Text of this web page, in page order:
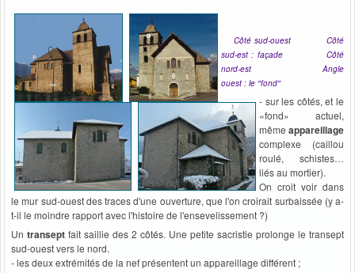
Côté sud-ouest
Côté
sud-est : façade
Côté
nord-est Angle
ouest : le "fond"
- sur les côtés, et le
«fond» actuel,
même appareillage
complexe (caillou
roulé, schistes…
liés au mortier).
On croit voir dans
le mur sud-ouest des traces d'une ouverture, que l'on croirait surbaissée (y a-
t-il le moindre rapport avec l'histoire de l'ensevelissement ?)
Un transept fait saillie des 2 côtés. Une petite sacristie prolonge le transept
sud-ouest vers le nord.
- les deux extrémités de la nef présentent un appareillage différent ;